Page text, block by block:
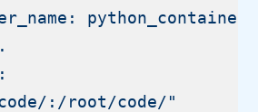
python_container
:/root/code/"